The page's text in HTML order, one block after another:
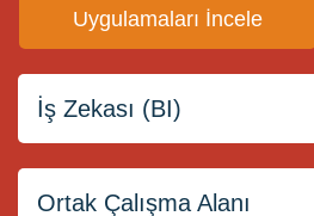
Uygulamaları İncele
İş Zekası (BI)
Ortak Çalışma Alanı